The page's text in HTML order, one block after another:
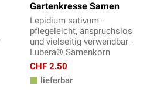
Gartenkresse Samen
Lepidium sativum -
pflegeleicht, anspruchslos
und vielseitig verwendbar -
Lubera® Samenkorn
CHF 2.50
lieferbar